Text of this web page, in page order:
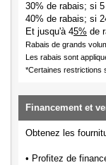
30% de rabais; si
40% de rabais; si
Et jusqu'à 45% de
Rabais de grands
Les rabais sont
*Certaines restrictions
Financement et
Obtenez les
• Profitez de